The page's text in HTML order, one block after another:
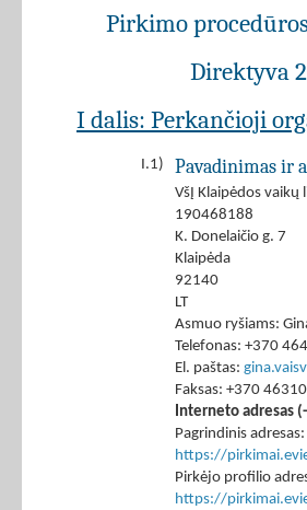
Pirkimo
Direktyva
I dalis: Perkančioji
I.1) Pavadinimas ir
VšĮ Klaipėdos vaikų
190468188
K. Donelaičio g. 7
Klaipėda
92140
LT
Asmuo ryšiams:
Telefonas: +370
El. paštas:
Faksas: +370
Interneto adresas
Pagrindinis adresas:
https://
Pirkėjo profilio
https://